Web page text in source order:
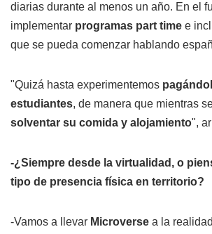
diarias durante al menos un año. En el
implementar programas part time e
que se pueda comenzar hablando
"Quizá hasta experimentemos
estudiantes, de manera que mientras
solventar su comida y alojamiento",
-¿Siempre desde la virtualidad, o
tipo de presencia física en territorio?
-Vamos a llevar Microverse a la